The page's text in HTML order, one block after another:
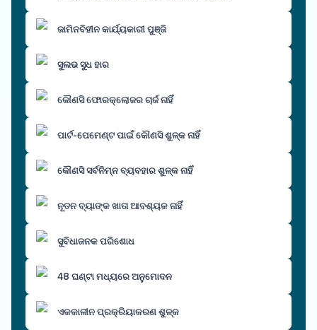
ଜାମିନବିହୀନ କାର୍ଯ୍ୟକାରୀ ପୁଞ୍ଜି
ସୁଲଭ ସୁଧ ହାର
କୌଣସି ଫୋରକ୍ଲୋଜର ଚାର୍ଜ ନାହିଁ
ପାର୍ଟ-ପେମେଣ୍ଟ ପାଇଁ କୌଣସି ଶୁଳ୍କ ନାହିଁ
କୌଣସି ସର୍ବନିମ୍ନ ବ୍ୟବହାର ଶୁଳ୍କ ନାହିଁ
ନୂତନ ବ୍ୟାଙ୍କ ଖାତା ଆବଶ୍ୟକ ନାହିଁ
ସୁବିଧାଜନକ ପରିଶୋଧ
48 ଘଣ୍ଟା ମଧ୍ୟରେ ଅନୁମୋଦନ
ଏକକାଳୀନ ପ୍ରକ୍ରିୟାକରଣ ଶୁଳ୍କ